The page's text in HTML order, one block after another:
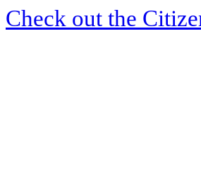
Check out the